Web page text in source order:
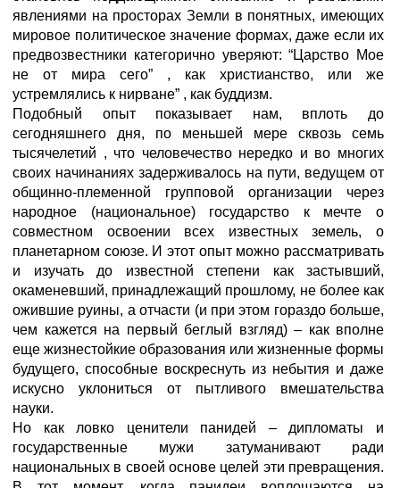
явлениями на просторах Земли в понятных, имеющих
мировое политическое значение формах, даже если их
предвозвестники категорично уверяют: “Царство Мое
не от мира сего” , как христианство, или же
устремлялись к нирване” , как буддизм.
Подобный опыт показывает нам, вплоть до
сегодняшнего дня, по меньшей мере сквозь семь
тысячелетий , что человечество нередко и во многих
своих начинаниях задерживалось на пути, ведущем от
общинно-племенной групповой организации через
народное (национальное) государство к мечте о
совместном освоении всех известных земель, о
планетарном союзе. И этот опыт можно рассматривать
и изучать до известной степени как застывший,
окаменевший, принадлежащий прошлому, не более как
ожившие руины, а отчасти (и при этом гораздо больше,
чем кажется на первый беглый взгляд) – как вполне
еще жизнестойкие образования или жизненные формы
будущего, способные воскреснуть из небытия и даже
искусно уклониться от пытливого вмешательства
науки.
Но как ловко ценители панидей – дипломаты и
государственные мужи затуманивают ради
национальных в своей основе целей эти превращения.